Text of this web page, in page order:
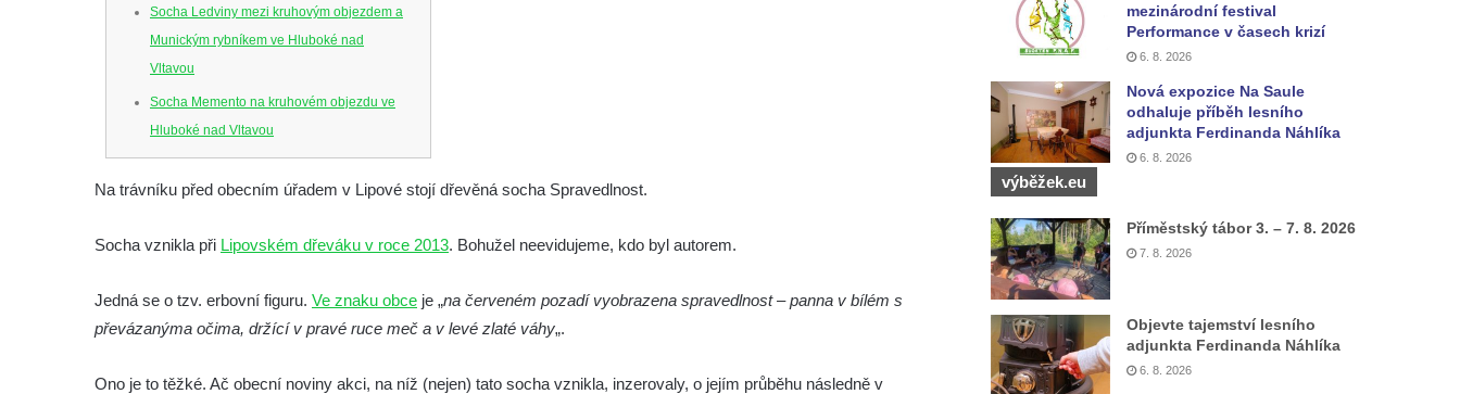
Socha Ledviny mezi kruhovým objezdem a
Munickým rybníkem ve Hluboké nad
Vltavou
Socha Memento na kruhovém objezdu ve
Hluboké nad Vltavou
Socha Chalikotérium v ZOO Hluboká
Socha Smilodon v ZOO Hluboká
Socha Plejtvák obrovský v ZOO Hluboká
Socha Medvěd jeskynní v ZOO Hluboká
Na trávníku před obecním úřadem v Lipové stojí dřevěná socha Spravedlnost.
Socha vznikla při Lipovském dřeváku v roce 2013. Bohužel neevidujeme, kdo byl autorem.
Jedná se o tzv. erbovní figuru. Ve znaku obce je „na červeném pozadí vyobrazena spravedlnost – panna v bílém s
převázanýma očima, držící v pravé ruce meč a v levé zlaté váhy„.
Ono je to těžké. Ač obecní noviny akci, na níž (nejen) tato socha vznikla, inzerovaly, o jejím průběhu následně v
mezinárodní festival
Performance v časech krizí
6. 8. 2026
Nová expozice Na Saule
odhaluje příběh lesního
adjunkta Ferdinanda Náhlíka
6. 8. 2026
výběžek.eu
Příměstský tábor 3. – 7. 8. 2026
7. 8. 2026
Objevte tajemství lesního
adjunkta Ferdinanda Náhlíka
6. 8. 2026